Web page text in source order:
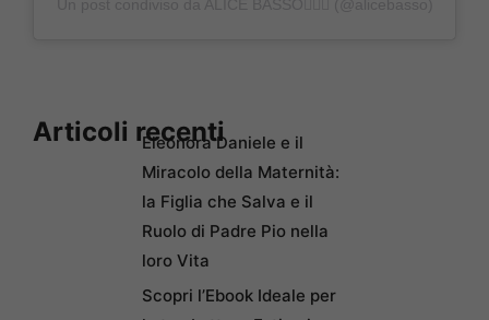
Articoli recentiEleonora Daniele e il
Miracolo della Maternità:
la Figlia che Salva e il
Ruolo di Padre Pio nella
loro Vita
Scopri l’Ebook Ideale per